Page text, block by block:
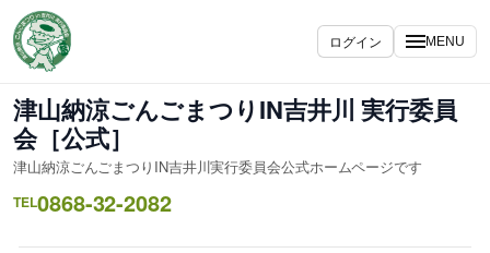
容
を
ス
キ
ッ
プ
ログイン MENU
津山納涼ごんごまつりIN吉井川 実行委員
会［公式］
津山納涼ごんごまつりIN吉井川実行委員会公式ホームページです
TEL0868-32-2082